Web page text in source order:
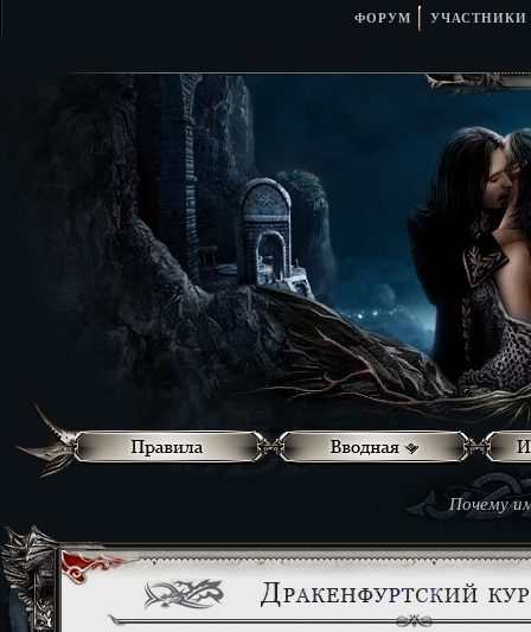
ФОРУМ УЧАСТНИКИ
Почему